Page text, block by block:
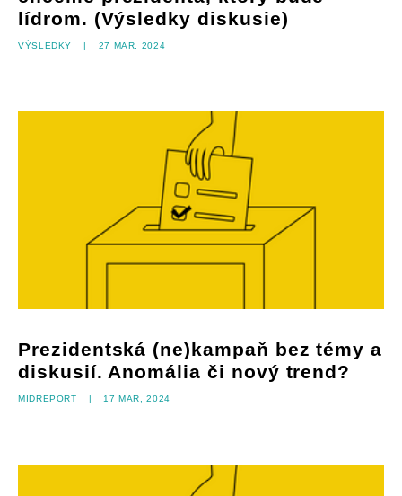
lídrom. (Výsledky diskusie)
Výsledky | 27 mar, 2024
Prezidentská (ne)kampaň bez témy a
diskusií. Anomália či nový trend?
Midreport | 17 mar, 2024